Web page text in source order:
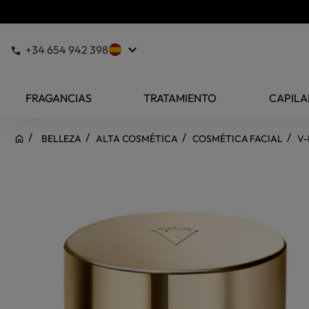
+34 654 942 398 keyboard_arrow_down
FRAGANCIAS TRATAMIENTO
BELLEZA ALTA COSMÉTICA COSMÉTICA FACIAL V-